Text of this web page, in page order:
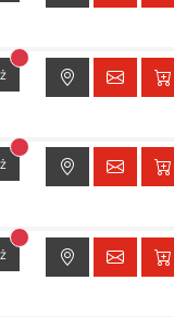
Brak dostępu do lokalizacji
Brak dostępu do lokalizacji
Brak dostępu do lokalizacji